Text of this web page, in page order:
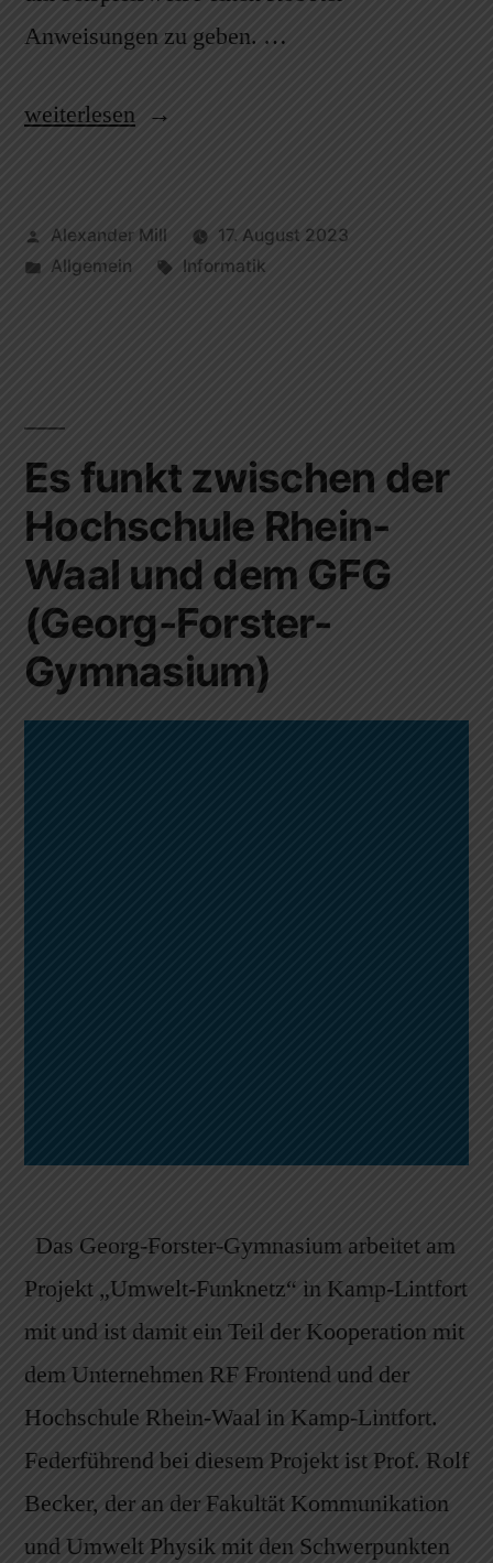
Anweisungen zu geben. …
weiterlesen
Alexander Mill
17. August 2023
Allgemein
Informatik
Es funkt zwischen der
Hochschule Rhein-
Waal und dem GFG
(Georg-Forster-
Gymnasium)
Das Georg-Forster-Gymnasium arbeitet am
Projekt „Umwelt-Funknetz“ in Kamp-Lintfort
mit und ist damit ein Teil der Kooperation mit
dem Unternehmen RF Frontend und der
Hochschule Rhein-Waal in Kamp-Lintfort.
Federführend bei diesem Projekt ist Prof. Rolf
Becker, der an der Fakultät Kommunikation
und Umwelt Physik mit den Schwerpunkten